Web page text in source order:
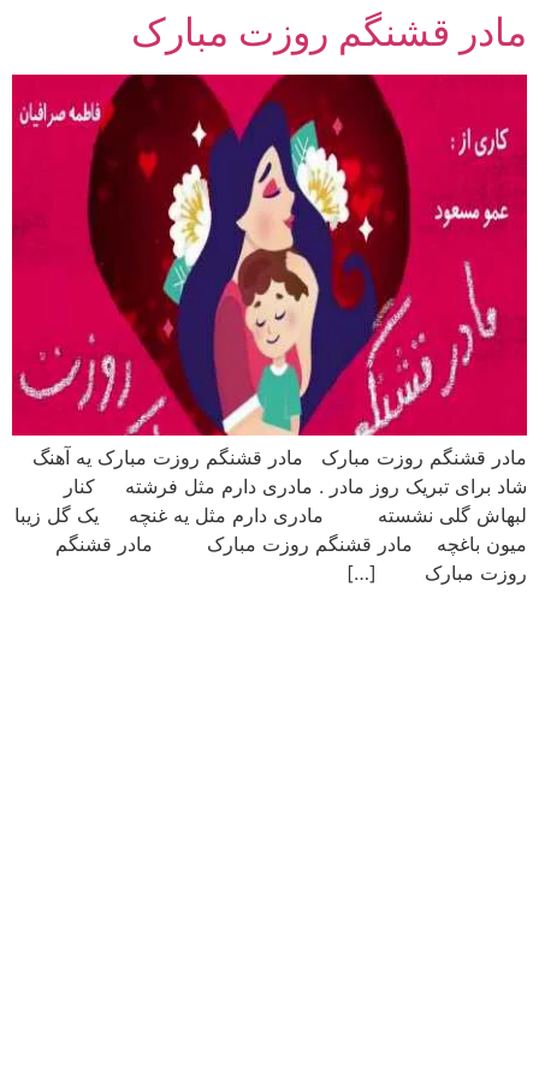
پرش
محتوا
مادر قشنگم روزت مبارک
مادر قشنگم روزت مبارک مادر قشنگم روزت مبارک یه آهنگ
شاد برای تبریک روز مادر . مادری دارم مثل فرشته کنار
لبهاش گلی نشسته مادری دارم مثل یه غنچه یک گل زیبا
میون باغچه مادر قشنگم روزت مبارک مادر قشنگم
روزت مبارک […]